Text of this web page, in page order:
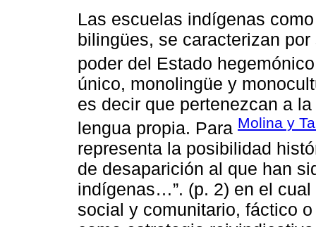
Las escuelas indígenas
bilingües, se caracterizan
poder del Estado
único, monolingüe y
es decir que pertenezcan a
lengua propia. Para Molina y
representa la posibilidad
de desaparición al que han
indígenas…”. (p. 2) en el
social y comunitario, fáctico